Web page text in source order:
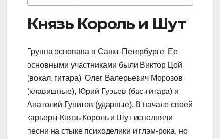
Князь Король и Шут
Группа основана в Санкт-Петербурге. Ее
основными участниками были Виктор Цой
(вокал, гитара), Олег Валерьевич Морозов
(клавишные), Юрий Гурьев (бас-гитара) и
Анатолий Гунитов (ударные). В начале своей
карьеры Князь Король и Шут исполняли
песни на стыке психоделики и глэм-рока, но